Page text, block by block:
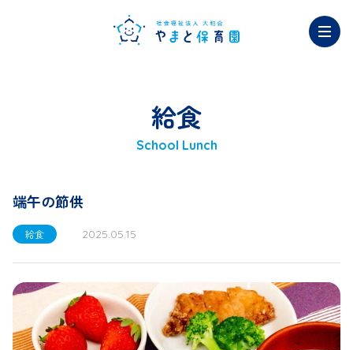
給食
School Lunch
端午の節供
給食 2025.05.15